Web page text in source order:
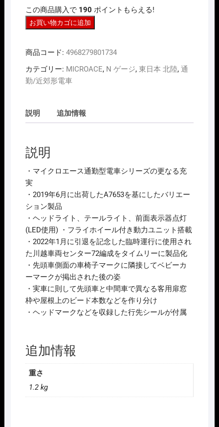
この商品購入で 190 ポイントもらえる!
N
ｼﾞ
ﾏ
ｲ
ｴ
MICROACE
209
系
3100
番
代
川
越･
八
高
線
(ﾊ
ｴ
72
4
両
ﾄ
お買い物カゴに追加
商品コード: 4968279801734
カテゴリー: MICROACE, N ゲージ, 東日本 北陸, 通
勤/近郊形電車
説明 追加情報
説明
・マイクロエース通勤型電車シリーズの更なる充
実
・2019年6月に出荷したA7653を基にしたバリエー
ション製品
・ヘッドライト、テールライト、前面表示器点灯
(LED使用) ・フライホイール付き動力ユニット搭載
・2022年1月に引退を記念した臨時運行に使用され
た川越車両センター72編成をタイムリーに製品化
・先頭車側面の車椅子マークに隣接してベビーカ
ーマークが掲出された後の姿
・実車に則して先頭車と中間車で異なる客用扉窓
枠や屋根上のビード本数などを作り分け
・ヘッドマークなどを収録した行先シールが付属
追加情報
重さ
1.2 kg